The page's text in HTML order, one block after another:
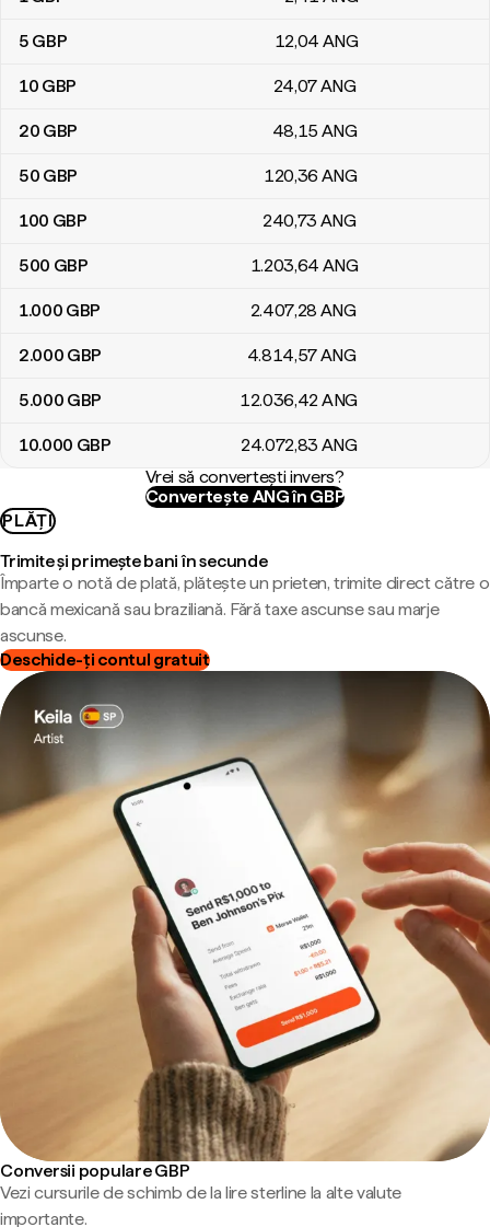
5 GBP 12,04 ANG
10 GBP 24,07ANG
20 GBP 48,15 ANG
50 GBP 120,36 ANG
100 GBP 240,73 ANG
500 GBP 1.203,64 ANG
1.000 GBP 2.407,28 ANG
2.000 GBP 4.814,57ANG
5.000 GBP 12.036,42ANG
10.000 GBP 24.072,83 ANG
Vrei să convertești invers?
Convertește ANG în GBP
PLĂȚI
Trimite și primește bani în secunde
Împarte o notă de plată, plătește un prieten, trimite direct către o
bancă mexicană sau braziliană. Fără taxe ascunse sau marje
ascunse.
Deschide-ți contul gratuit
Conversii populare GBP
Vezi cursurile de schimb de la lire sterline la alte valute
importante.